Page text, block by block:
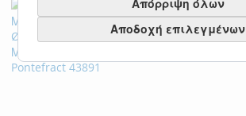
Απόρριψη όλων
Αποδοχή επιλεγμένων